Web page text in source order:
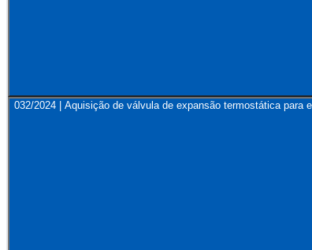
032/2024 | Aquisição de válvula de expansão termostática para